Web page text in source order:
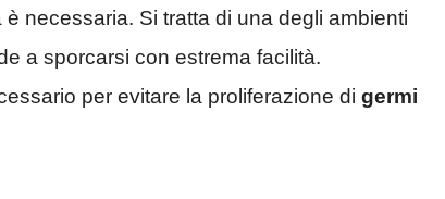
necessaria. Si tratta di una degli ambienti
a sporcarsi con estrema facilità.
per evitare la proliferazione di germi